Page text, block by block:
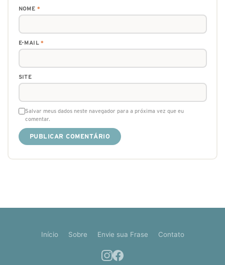
NOME *
E-MAIL*
SITE
Salvar meus dados neste navegador para a próxima vez que eu
comentar.
Início Sobre Envie sua Frase Contato